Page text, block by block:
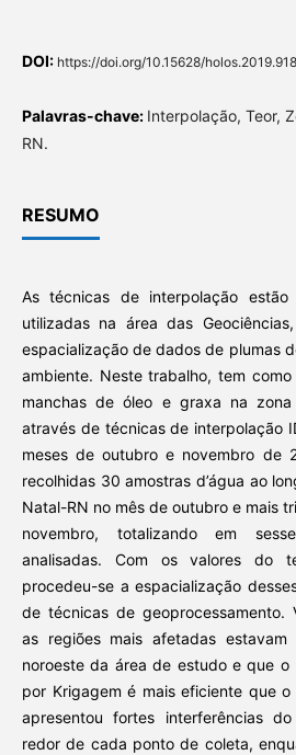
DOI: https://doi.org/10.15628/
Palavras-chave: Interpolação, Teor,
RN.
RESUMO
As técnicas de interpolação
utilizadas na área das
espacialização de dados de plumas
ambiente. Neste trabalho, tem
manchas de óleo e graxa na
através de técnicas de interpolação
meses de outubro e novembro de
recolhidas 30 amostras d’água ao
Natal-RN no mês de outubro e mais
novembro, totalizando em
analisadas. Com os valores do
procedeu-se a espacialização
de técnicas de geoprocessamento.
as regiões mais afetadas
noroeste da área de estudo e que
por Krigagem é mais eficiente que
apresentou fortes interferências
redor de cada ponto de coleta,